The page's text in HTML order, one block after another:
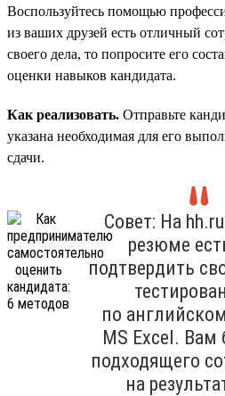
Воспользуйтесь помощью
из ваших друзей есть отличный
своего дела, то попросите его
оценки навыков кандидата.
Как реализовать. Отправьте
указана необходимая для его
сдачи.
Совет: На
резюме
подтвердить
по
MS Excel. Вам
подходящего
на